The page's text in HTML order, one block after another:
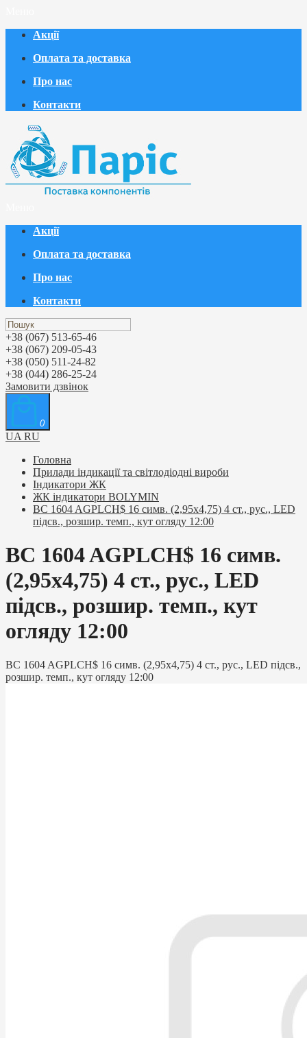
Акції
Оплата та доставка
Про нас
Контакти
Акції
Оплата та доставка
Про нас
Контакти
+38 (067) 513-65-46
+38 (067) 209-05-43
+38 (050) 511-24-82
+38 (044) 286-25-24
Замовити дзвінок
0
UA RU
Головна
Прилади індикації та світлодіодні вироби
Індикатори ЖК
ЖК індикатори BOLYMIN
BC 1604 AGPLCH$ 16 симв. (2,95х4,75) 4 ст., рус., LED
підсв., розшир. темп., кут огляду 12:00
BC 1604 AGPLCH$ 16 симв.
(2,95х4,75) 4 ст., рус., LED
підсв., розшир. темп., кут
огляду 12:00
BC 1604 AGPLCH$ 16 симв. (2,95х4,75) 4 ст., рус., LED підсв.,
розшир. темп., кут огляду 12:00